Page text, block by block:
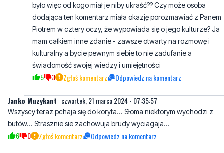
było więc od kogo miał je niby ukraść?? Czy może osoba
dodająca ten komentarz miała okazję porozmawiać z Panem
Piotrem w cztery oczy, że wypowiada się o jego kulturze? Ja
mam całkiem inne zdanie - zawsze otwarty na rozmowę ​i
kulturalny a bycie pewnym siebie to nie zadufanie a
świadomość swojej wiedzy i umiejętności
5 3 Zgłoś komentarz Odpowiedz na komentarz
Janko Muzykant czwartek, 21 marca 2024 - 07:35:57
Wszyscy teraz pchaja się do koryta... Słoma niektorym wychodzi z
butów... Strasznie sie zachowuja brudy wyciagaja...
6 0 Zgłoś komentarz Odpowiedz na komentarz